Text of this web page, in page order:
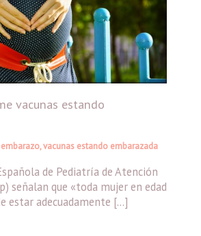
vacunas estando
,vacunas estando embarazada
de Pediatría de Atención
señalan que «toda mujer en edad
estar adecuadamente […]